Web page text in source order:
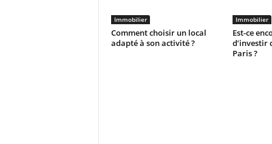
Immobilier
Comment choisir un local
adapté à son activité ?
Immobilier
Est-ce
d’investir
Paris ?